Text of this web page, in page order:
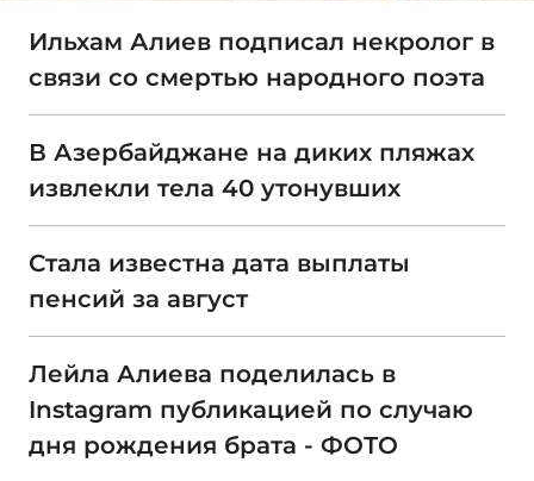
Ильхам Алиев подписал некролог в
связи со смертью народного поэта
В Азербайджане на диких пляжах
извлекли тела 40 утонувших
Стала известна дата выплаты
пенсий за август
Лейла Алиева поделилась в
Instagram публикацией по случаю
дня рождения брата - ФОТО